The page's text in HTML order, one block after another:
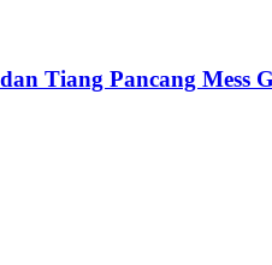
Tiang Pancang Mess